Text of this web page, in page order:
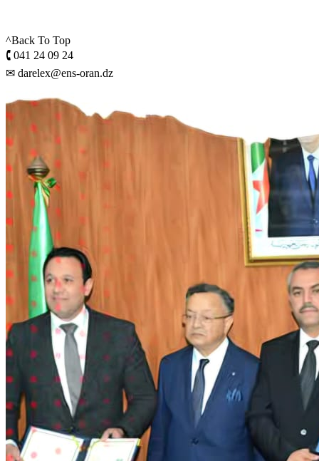
^Back To Top
🕻 041 24 09 24
✉ darelex@ens-oran.dz